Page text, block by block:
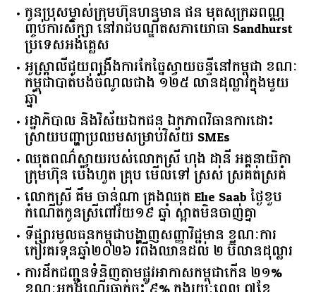
កូនប្រុសម្ចាស់ក្រុមហ៊ុនហនុមាន ផន មុតសុក្រឆពណ្ណ
ញ្ចប់ការសិក្សា នៅរាជបណ្ឌិតសភាយោធា Sandhurst
ប្រទេសអង់គ្លេស
អូស្ត្រាលី​ជួយ​ពង្រឹង​ការ​កែច្នៃ​ស្វាយចន្ទី​នៅ​កម្ពុជា​ ​ខណៈ​
កម្ពុជា​បាត់បង់​ចំណូល​ជាង​ ​១២៥​ ​លាន​ដុល្លារ​ក្នុង​មួយ​
ឆ្នាំ​
រដ្ឋាភិបាល​ ​និង​វិស័យ​ឯកជន ​ឯកភាព​វិធានការ​ដោះ
ស្រាយ​បញ្ហា​ប្រឈម​​សម្រាប់​វិស័យ​ ​SMEs​
ឈុតពណ៌ស្វាយរបស់លោកស្រី ហុង ដានី អគ្គ​នាយិកា​
ក្រុមហ៊ុន ប៉េងហួត គ្រុប មើលទៅ ស្រស់ ស្រគត់ស្រគំ
លោកស្រី គឹម ចាន់ណា គ្រងឈុត Elie Saab ថ្ងៃខួប
កំណើតកូនស្រីពៅវ័យ១៩ ឆ្នាំ ស្អាតមិនចាញ់គ្នា
ទីផ្សារ​មូលធន​កម្ពុជា​បង្ហាញ​សញ្ញា​វិជ្ជមាន​ ​ខណៈ​ការ​
កៀរគរ​ទុន​ឆ្នាំ​២០២៦​ ​រំពឹង​ឈានដល់​ ​២​ ​ប៊ីលាន​ដុល្លារ​
ការដឹកជញ្ជូនទំនិញតាមផ្លូវអាកាសកម្ពុជាកើន ២១%